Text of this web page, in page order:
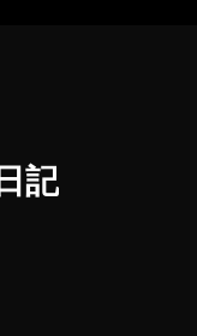
記